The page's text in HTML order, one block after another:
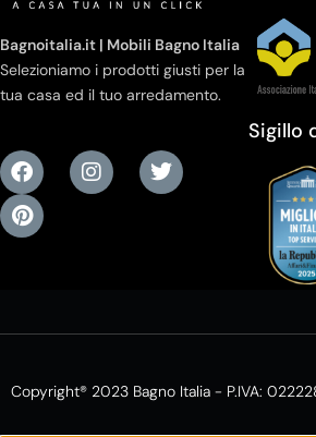
Bagnoitalia.it | Mobili Bagno Italia
Selezioniamo i prodotti giusti per la
tua casa ed il tuo arredamento.
Sigillo
Copyright® 2023 Bagno Italia - P.IVA: